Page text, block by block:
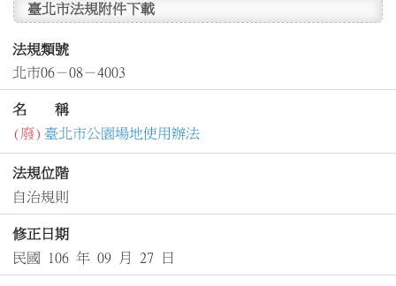
臺北市法規附件下載
法規類號
北市06－08－4003
名 稱
(廢) 臺北市公園場地使用辦法
法規位階
自治規則
修正日期
民國 106 年 09 月 27 日